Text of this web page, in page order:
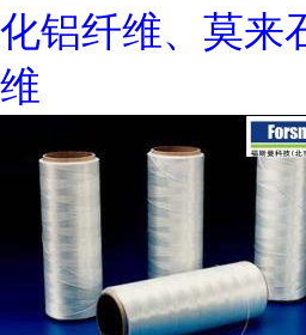
化铝纤维、莫来
维